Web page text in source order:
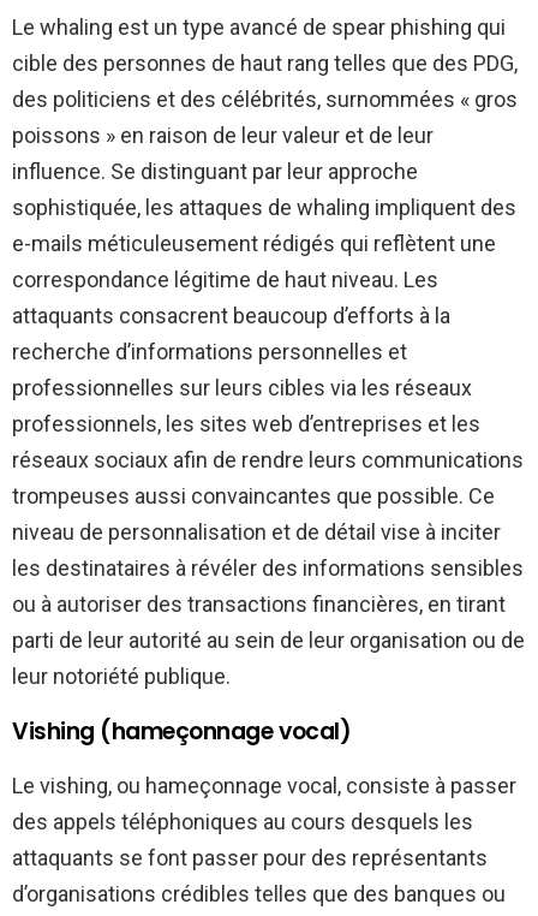
Le whaling est un type avancé de spear phishing qui
cible des personnes de haut rang telles que des PDG,
des politiciens et des célébrités, surnommées « gros
poissons » en raison de leur valeur et de leur
influence. Se distinguant par leur approche
sophistiquée, les attaques de whaling impliquent des
e-mails méticuleusement rédigés qui reflètent une
correspondance légitime de haut niveau. Les
attaquants consacrent beaucoup d’efforts à la
recherche d’informations personnelles et
professionnelles sur leurs cibles via les réseaux
professionnels, les sites web d’entreprises et les
réseaux sociaux afin de rendre leurs communications
trompeuses aussi convaincantes que possible. Ce
niveau de personnalisation et de détail vise à inciter
les destinataires à révéler des informations sensibles
ou à autoriser des transactions financières, en tirant
parti de leur autorité au sein de leur organisation ou de
leur notoriété publique.
Vishing (hameçonnage vocal)
Le vishing, ou hameçonnage vocal, consiste à passer
des appels téléphoniques au cours desquels les
attaquants se font passer pour des représentants
d’organisations crédibles telles que des banques ou